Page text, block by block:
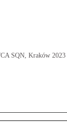
SQN, Kraków 2023